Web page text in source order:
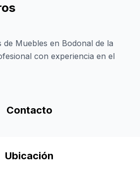
de Muebles en Bodonal de la
con experiencia en el
Contacto
Ubicación